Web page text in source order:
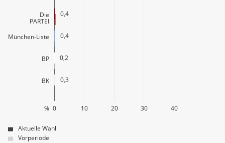
Die
PARTEI
München-Liste
BP
BK
0 10 20 30 40
%
0,4
0,4
0,2
0,3
Aktuelle Wahl
Vorperiode